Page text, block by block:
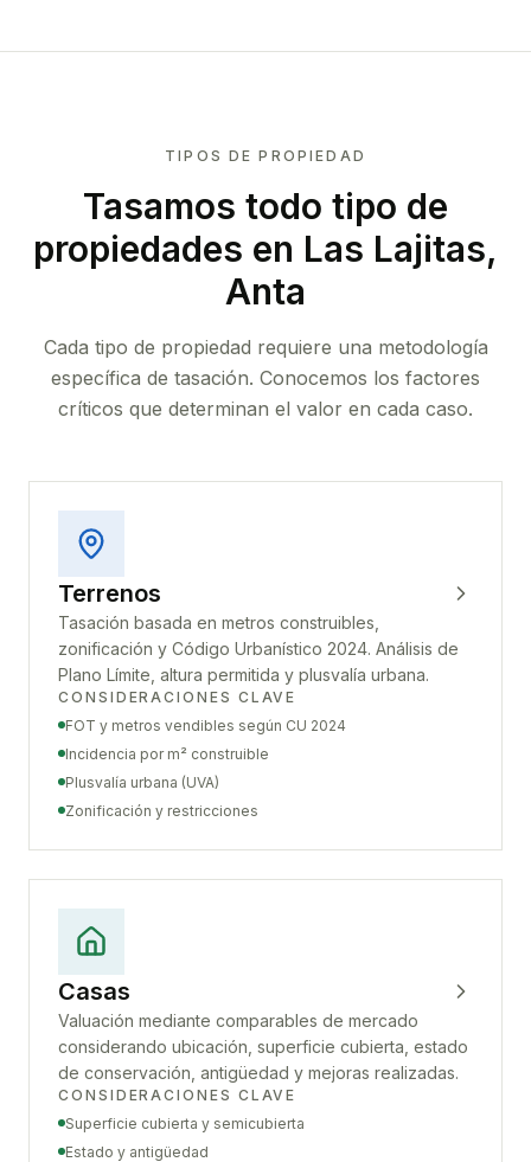
TIPOS DE PROPIEDAD
Tasamos todo tipo de
propiedades en Las Lajitas,
Anta
Cada tipo de propiedad requiere una metodología
específica de tasación. Conocemos los factores
críticos que determinan el valor en cada caso.
Terrenos
Tasación basada en metros construibles,
zonificación y Código Urbanístico 2024. Análisis de
Plano Límite, altura permitida y plusvalía urbana.
CONSIDERACIONES CLAVE
FOT y metros vendibles según CU 2024
Incidencia por m² construible
Plusvalía urbana (UVA)
Zonificación y restricciones
Casas
Valuación mediante comparables de mercado
considerando ubicación, superficie cubierta, estado
de conservación, antigüedad y mejoras realizadas.
CONSIDERACIONES CLAVE
Superficie cubierta y semicubierta
Estado y antigüedad